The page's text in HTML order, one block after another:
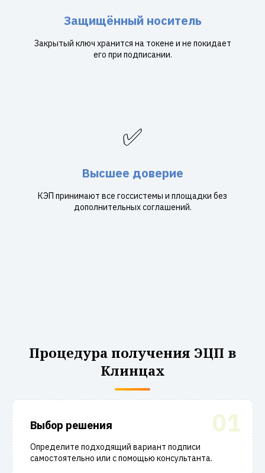
Защищённый носитель
Закрытый ключ хранится на токене и не покидает
его при подписании.
✅
Высшее доверие
КЭП принимают все госсистемы и площадки без
дополнительных соглашений.
Процедура получения ЭЦП в
Клинцах
01
Выбор решения
Определите подходящий вариант подписи
самостоятельно или с помощью консультанта.